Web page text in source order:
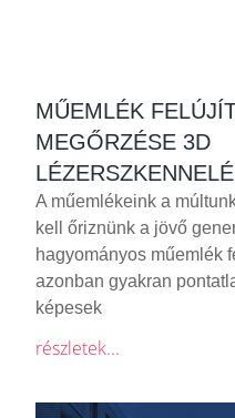
MŰEMLÉK
MEGŐRZÉSE 3D
A műemlékeink a
kell őriznünk a jövő
hagyományos műemlék
azonban gyakran
képesek
részletek...